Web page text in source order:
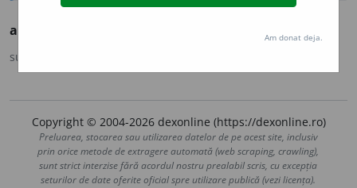
arhaicit
sursa:
Copyright © 2004-2026 dexonline (https://dexonline.ro)
Preluarea, stocarea sau utilizarea datelor de pe acest site, inclusiv
prin orice metode de extragere automată (web scraping, crawling),
sunt strict interzise fără acordul nostru prealabil scris, cu excepția
seturilor de date oferite oficial spre utilizare publică (vezi licența).
Am donat deja.